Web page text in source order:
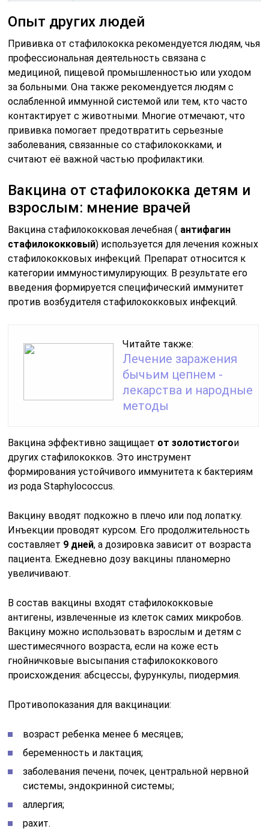
Опыт других людей
Прививка от стафилококка рекомендуется людям, чья
профессиональная деятельность связана с
медициной, пищевой промышленностью или уходом
за больными. Она также рекомендуется людям с
ослабленной иммунной системой или тем, кто часто
контактирует с животными. Многие отмечают, что
прививка помогает предотвратить серьезные
заболевания, связанные со стафилококками, и
считают её важной частью профилактики.
Вакцина от стафилококка детям и
взрослым: мнение врачей
Вакцина стафилококковая лечебная ( антифагин
стафилококковый) используется для лечения кожных
стафилококковых инфекций. Препарат относится к
категории иммуностимулирующих. В результате его
введения формируется специфический иммунитет
против возбудителя стафилококковых инфекций.
Читайте также:
Лечение заражения
бычьим цепнем -
лекарства и народные
методы
Вакцина эффективно защищает от золотистогои
других стафилококков. Это инструмент
формирования устойчивого иммунитета к бактериям
из рода Staphylococcus.
Вакцину вводят подкожно в плечо или под лопатку.
Инъекции проводят курсом. Его продолжительность
составляет 9 дней, а дозировка зависит от возраста
пациента. Ежедневно дозу вакцины планомерно
увеличивают.
В состав вакцины входят стафилококковые
антигены, извлеченные из клеток самих микробов.
Вакцину можно использовать взрослым и детям с
шестимесячного возраста, если на коже есть
гнойничковые высыпания стафилококкового
происхождения: абсцессы, фурункулы, пиодермия.
Противопоказания для вакцинации:
возраст ребенка менее 6 месяцев;
беременность и лактация;
заболевания печени, почек, центральной нервной
системы, эндокринной системы;
аллергия;
рахит.